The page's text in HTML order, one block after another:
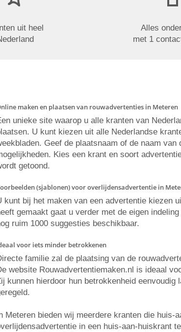
uit heel
Alles
met 1
maken en plaatsen van rouwadvertenties in Meteren
unieke site waarop u alle kranten van
U kunt kiezen uit alle Nederlandse
Geef de plaatsnaam of de naam
Kies een krant en soort
getoond.
(sjablonen) voor overlijdensadvertentie in
kunt bij het maken van een advertentie kiezen
gemaakt gaat u verder met de eigen
ruim 1000 suggesties beschikbaar.
voor iets minder betrokkenen
familie zal de plaatsing van de
website Rouwadvertentiemaken.nl is ideaal
kunnen hierdoor hun betrokkenheid
Meteren bieden wij meerdere kranten die huis-
in een huis-aan-huiskrant